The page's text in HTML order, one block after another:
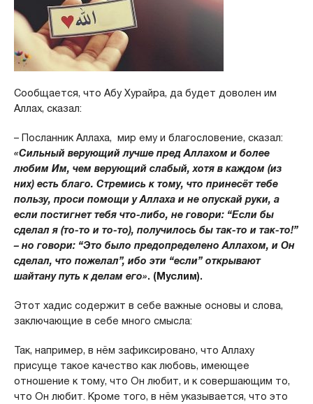
Сообщается, что Абу Хурайра, да будет доволен им
Аллах, сказал:
– Посланник Аллаха, мир ему и благословение, сказал:
«Сильный верующий лучше пред Аллахом и более
любим Им, чем верующий слабый, хотя в каждом (из
них) есть благо. Стремись к тому, что принесёт тебе
пользу, проси помощи у Аллаха и не опускай руки, а
если постигнет тебя что-либо, не говори: “Если бы
сделал я (то-то и то-то), получилось бы так-то и так-то!”
– но говори: “Это было предопределено Аллахом, и Он
сделал, что пожелал”, ибо эти “если” открывают
шайтану путь к делам его». (Муслим).
Этот хадис содержит в себе важные основы и слова,
заключающие в себе много смысла:
Так, например, в нём зафиксировано, что Аллаху
присуще такое качество как любовь, имеющее
отношение к тому, что Он любит, и к совершающим то,
что Он любит. Кроме того, в нём указывается, что это